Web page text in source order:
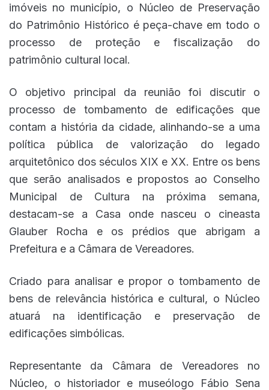
imóveis no município, o Núcleo de Preservação
do Patrimônio Histórico é peça-chave em todo o
processo de proteção e fiscalização do
patrimônio cultural local.
O objetivo principal da reunião foi discutir o
processo de tombamento de edificações que
contam a história da cidade, alinhando-se a uma
política pública de valorização do legado
arquitetônico dos séculos XIX e XX. Entre os bens
que serão analisados e propostos ao Conselho
Municipal de Cultura na próxima semana,
destacam-se a Casa onde nasceu o cineasta
Glauber Rocha e os prédios que abrigam a
Prefeitura e a Câmara de Vereadores.
Criado para analisar e propor o tombamento de
bens de relevância histórica e cultural, o Núcleo
atuará na identificação e preservação de
edificações simbólicas.
Representante da Câmara de Vereadores no
Núcleo, o historiador e museólogo Fábio Sena